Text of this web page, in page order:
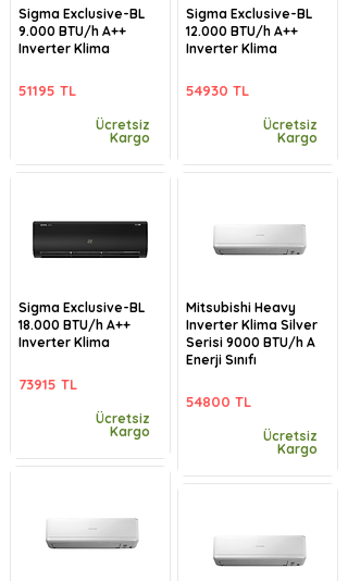
Sigma Exclusive-BL
9.000 BTU/h A++
Inverter Klima
51195 TL
Ücretsiz
Kargo
Sigma Exclusive-BL
18.000 BTU/h A++
Inverter Klima
73915 TL
Ücretsiz
Kargo
Sigma Exclusive-BL
12.000 BTU/h A++
Inverter Klima
54930 TL
Ücretsiz
Kargo
Mitsubishi Heavy
Inverter Klima Silver
Serisi 9000 BTU/h A
Enerji Sınıfı
54800 TL
Ücretsiz
Kargo